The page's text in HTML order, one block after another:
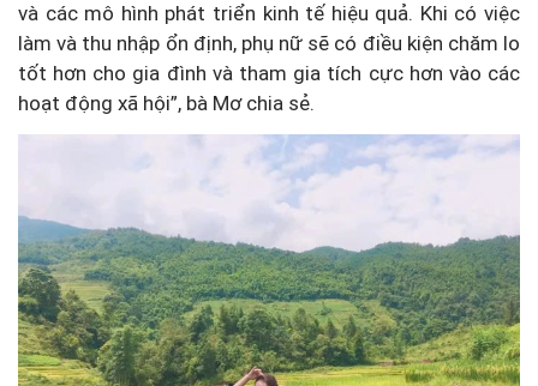
và các mô hình phát triển kinh tế hiệu quả. Khi có việc
làm và thu nhập ổn định, phụ nữ sẽ có điều kiện chăm lo
tốt hơn cho gia đình và tham gia tích cực hơn vào các
hoạt động xã hội”, bà Mơ chia sẻ.